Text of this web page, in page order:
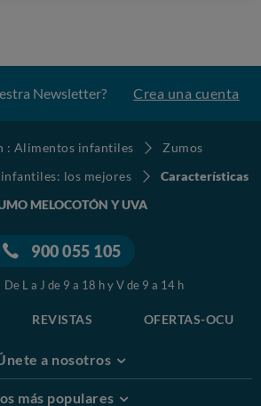
Newsletter? Crea una cuenta
: Alimentos infantiles
Zumos
los mejores
Características
MELOCOTÓN Y UVA
900 055 105
De L a J de 9 a 18 h y V de 9 a 14 h
REVISTAS OFERTAS-OCU
a nosotros
más populares